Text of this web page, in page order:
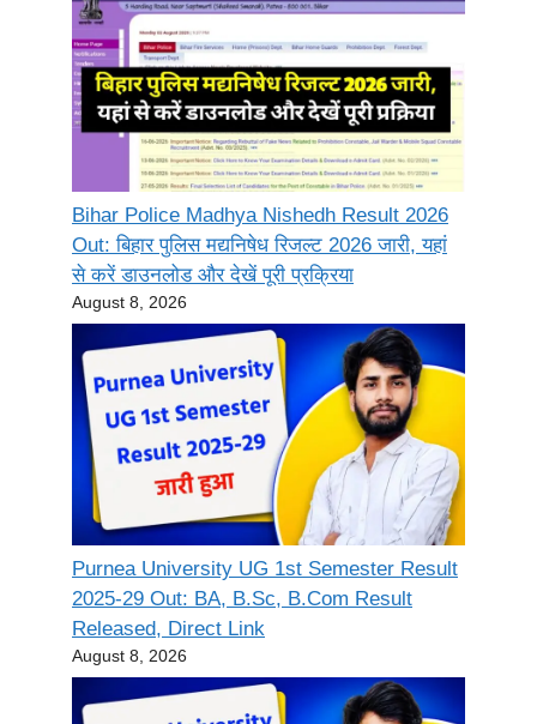
Bihar Police Madhya Nishedh Result 2026
Out: बिहार पुलिस मद्यनिषेध रिजल्ट 2026 जारी, यहां
से करें डाउनलोड और देखें पूरी प्रक्रिया
August 8, 2026
Purnea University UG 1st Semester Result
2025-29 Out: BA, B.Sc, B.Com Result
Released, Direct Link
August 8, 2026